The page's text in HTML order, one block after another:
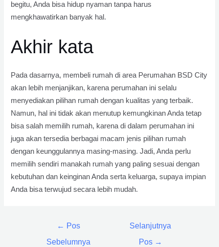
begitu, Anda bisa hidup nyaman tanpa harus
mengkhawatirkan banyak hal.
Akhir kata
Pada dasarnya, membeli rumah di area Perumahan BSD City
akan lebih menjanjikan, karena perumahan ini selalu
menyediakan pilihan rumah dengan kualitas yang terbaik.
Namun, hal ini tidak akan menutup kemungkinan Anda tetap
bisa salah memilih rumah, karena di dalam perumahan ini
juga akan tersedia berbagai macam jenis pilihan rumah
dengan keunggulannya masing-masing. Jadi, Anda perlu
memilih sendiri manakah rumah yang paling sesuai dengan
kebutuhan dan keinginan Anda serta keluarga, supaya impian
Anda bisa terwujud secara lebih mudah.
← Pos
Sebelumnya
Selanjutnya
Pos →